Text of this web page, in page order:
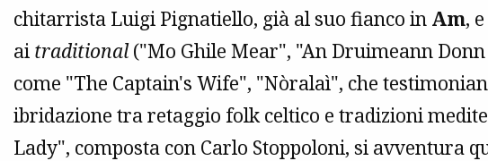
chitarrista Luigi Pignatiello, già al suo fianco in Am,
ai traditional("Mo Ghile Mear", "An Druimeann
come "The Captain's Wife", "Nòralaì", che
ibridazione tra retaggio folk celtico e tradizioni
Lady", composta con Carlo Stoppoloni, si avventura